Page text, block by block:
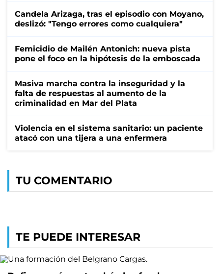
Candela Arizaga, tras el episodio con Moyano,
deslizó: "Tengo errores como cualquiera"
Femicidio de Mailén Antonich: nueva pista
pone el foco en la hipótesis de la emboscada
Masiva marcha contra la inseguridad y la
falta de respuestas al aumento de la
criminalidad en Mar del Plata
Violencia en el sistema sanitario: un paciente
atacó con una tijera a una enfermera
TU COMENTARIO
TE PUEDE INTERESAR